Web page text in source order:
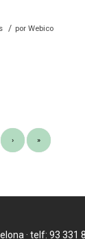
/ porWebico
› »
· telf: 93 331